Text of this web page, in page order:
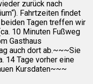
zurück nach
Fahrtzeiten findet
Tagen treffen wir
10 Minuten Fußweg
Gasthaus
auch dort ab.~~~Sie
14 Tage vorher eine
Kursdaten~~~